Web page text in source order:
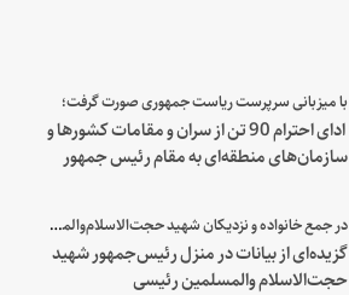
با میزبانی سرپرست ریاست جمهوری صورت گرفت؛
ادای احترام 90 تن از سران و مقامات کشورها و
سازمان‌های منطقه‌ای به مقام رئیس جمهور
در جمع خانواده و نزدیکان شهید حجت‌الاسلام‌والمسلمین رئیسی:
گزیده‌ای از بیانات در منزل رئیس‌جمهور شهید
حجت‌الاسلام والمسلمین رئیسی